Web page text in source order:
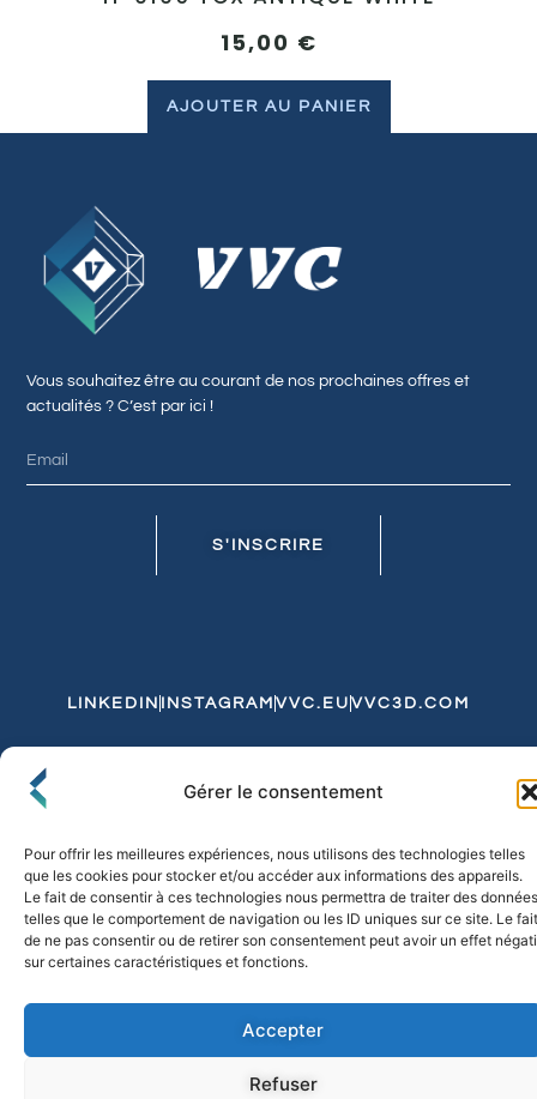
Gérer le consentement
Pour offrir les meilleures expériences, nous utilisons des technologies telles
que les cookies pour stocker et/ou accéder aux informations des appareils.
Le fait de consentir à ces technologies nous permettra de traiter des données
telles que le comportement de navigation ou les ID uniques sur ce site. Le fait
de ne pas consentir ou de retirer son consentement peut avoir un effet
sur certaines caractéristiques et fonctions.
Accepter
Refuser
15,00 €
AJOUTER AU PANIER
Vous souhaitez être au courant de nos prochaines offres et
actualités ? C’est par ici !
S'INSCRIRE
LINKEDIN INSTAGRAM VVC.EU VVC3D.COM
Politique de Confidentialité et de CookiesExpédition et Livraison
© 2026 FLO & CO. All Rights Reserved